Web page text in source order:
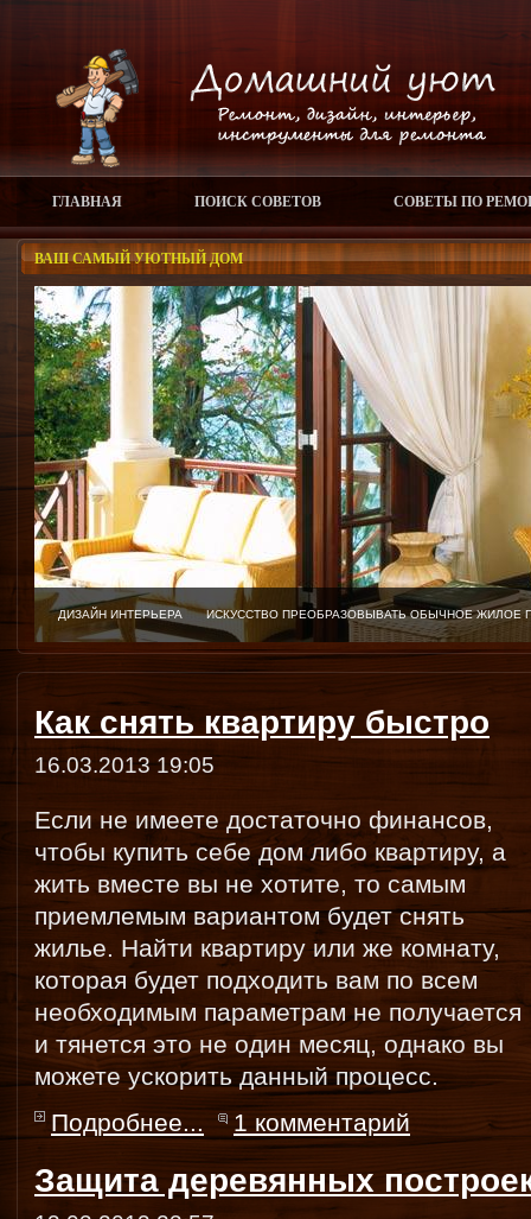
ГЛАВНАЯ ПОИСК СОВЕТОВ СОВЕТЫ ПО
ВАШ САМЫЙ УЮТНЫЙ ДОМ
ДИЗАЙН ИНТЕРЬЕРА ИСКУССТВО ПРЕОБРАЗОВЫВАТЬ ОБЫЧНОЕ
Как снять квартиру быстро
16.03.2013 19:05
Если не имеете достаточно финансов,
чтобы купить себе дом либо квартиру, а
жить вместе вы не хотите, то самым
приемлемым вариантом будет снять
жилье. Найти квартиру или же комнату,
которая будет подходить вам по всем
необходимым параметрам не получается
и тянется это не один месяц, однако вы
можете ускорить данный процесс.
Подробнее...
1 комментарий
Защита деревянных